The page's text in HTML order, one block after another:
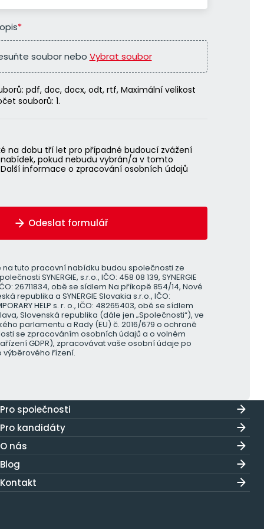
*
soubor nebo Vybrat soubor
pdf, doc, docx, odt, rtf, Maximální velikost
souborů: 1.
na dobu tří let pro případné budoucí zvážení
pokud nebudu vybrán/a v tomto
informace o zpracování osobních údajů
Odeslat formulář
tuto pracovní nabídku budou společnosti ze
SYNERGIE, s.r.o., IČO: 458 08 139, SYNERGIE
IČO: 26711834, obě se sídlem Na příkopě 854/14, Nové
republika a SYNERGIE Slovakia s.r.o., IČO:
HELP s. r. o., IČO: 48265403, obě se sídlem
Slovenská republika (dále jen „Společnosti“), ve
parlamentu a Rady (EU) č. 2016/679 o ochraně
se zpracováním osobních údajů a o volném
GDPR), zpracovávat vaše osobní údaje po
výběrového řízení.
Pro společnosti
Pro kandidáty
O nás
Blog
Kontakt